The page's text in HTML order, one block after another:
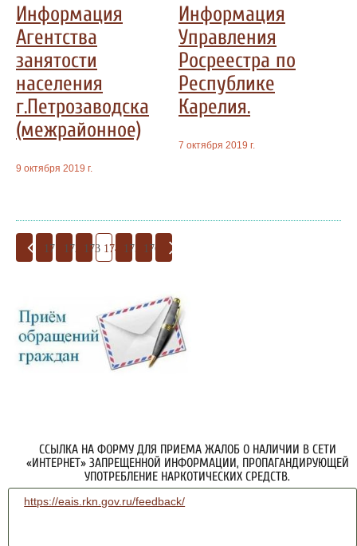
Информация
Агентства
занятости
населения
г.Петрозаводска
(межрайонное)
9 октября 2019 г.
Информация
Управления
Росреестра по
Республике
Карелия.
7 октября 2019 г.
171 172 173 174 175 176
ССЫЛКА НА ФОРМУ ДЛЯ ПРИЕМА ЖАЛОБ О НАЛИЧИИ В СЕТИ
«ИНТЕРНЕТ» ЗАПРЕЩЕННОЙ ИНФОРМАЦИИ, ПРОПАГАНДИРУЮЩЕЙ
УПОТРЕБЛЕНИЕ НАРКОТИЧЕСКИХ СРЕДСТВ.
https://eais.rkn.gov.ru/feedback/